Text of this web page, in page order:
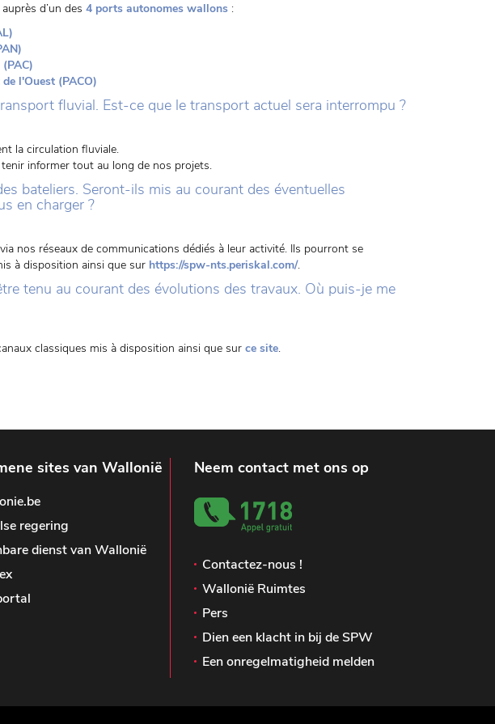
d’un des 4 ports autonomes wallons :
l'Ouest (PACO)
fluvial. Est-ce que le transport actuel sera interrompu ?
la circulation fluviale.
informer tout au long de nos projets.
bateliers. Seront-ils mis au courant des éventuelles
en charger ?
nos réseaux de communications dédiés à leur activité. Ils pourront se
à disposition ainsi que sur https://spw-nts.periskal.com/.
tenu au courant des évolutions des travaux. Où puis-je me
classiques mis à disposition ainsi que sur ce site.
sites van Wallonië
regering
dienst van Wallonië
Neem contact met ons op
Contactez-nous !
Wallonië Ruimtes
Pers
Dien een klacht in bij de SPW
Een onregelmatigheid melden